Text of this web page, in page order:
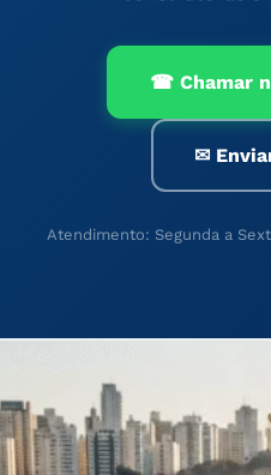
☎ Chamar
✉
Atendimento: Segunda a